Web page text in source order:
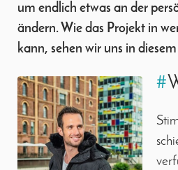
um endlich etwas an der
ändern. Wie das Projekt in
kann, sehen wir uns in
#